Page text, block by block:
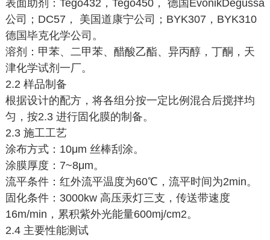
表面助剂：Tego432，Tego450， 德国EvonikDegussa
公司；DC57， 美国道康宁公司；BYK307，BYK310
德国毕克化学公司。
溶剂：甲苯、二甲苯、醋酸乙酯、异丙醇，丁酮，天
津化学试剂一厂。
2.2 样品制备
根据设计的配方，将各组分按一定比例混合后搅拌均
匀，按2.3 进行固化膜的制备。
2.3 施工工艺
涂布方式：10μm 丝棒刮涂。
涂膜厚度：7~8μm。
流平条件：红外流平温度为60℃，流平时间为2min。
固化条件：3000kw 高压汞灯三支，传送带速度
16m/min，累积紫外光能量600mj/cm2。
2.4 主要性能测试